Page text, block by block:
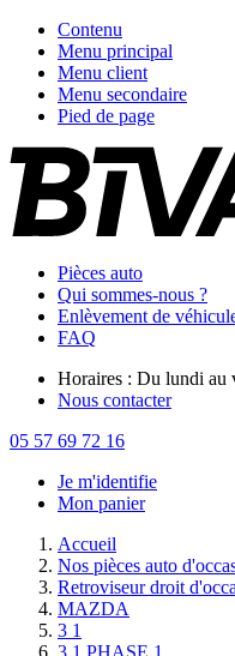
Contenu
Menu principal
Menu client
Menu secondaire
Pied de page
Pièces auto
Qui sommes-nous ?
Enlèvement de
FAQ
Horaires : Du lundi au
Nous contacter
05 57 69 72 16
Je m'identifie
Mon panier
Accueil
Nos pièces auto
Retroviseur droit
MAZDA
3 1
3 1 PHASE 1